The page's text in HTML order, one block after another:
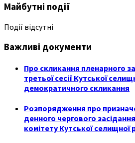
Майбутні події
Події відсутні
Важливі документи
Про скликання пленарного
третьої сесії Кутської
демократичного скликання
Розпорядження про
денного чергового
комітету Кутської селищної